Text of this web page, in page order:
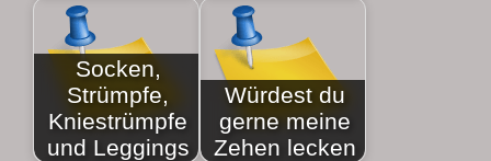
Socken,
Strümpfe,
Kniestrümpfe
und Leggings
Würdest du
gerne meine
Zehen lecken